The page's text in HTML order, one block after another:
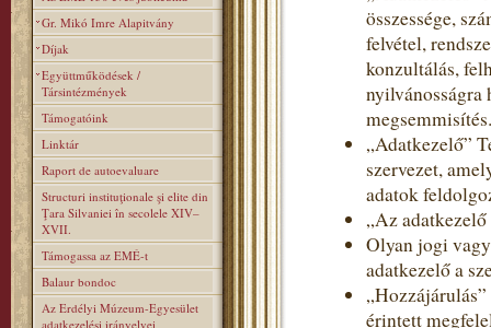
Gr. Mikó Imre Alapitvány
Díjak
Együttműködések /
Társintézmények
Támogatóink
Linktár
Raport de autoevaluare
Structuri instituţionale şi elite din
Ţara Silvaniei în secolele XIV–
XVII.
Támogassa az EMÉ-t
Balaur bondoc
Az Erdélyi Múzeum-Egyesület
adatkezelési irányelvei
összessége,
felvétel,
konzultálás,
nyilvánosságra
megsemmisítés.
„Adatkezelő”
szervezet,
adatok
„Az
Olyan jogi
adatkezelő a
érintett